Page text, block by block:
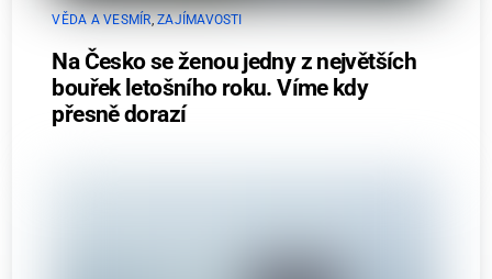
VĚDA A VESMÍR,ZAJÍMAVOSTI
Na Česko se ženou jedny z největších
bouřek letošního roku. Víme kdy
přesně dorazí